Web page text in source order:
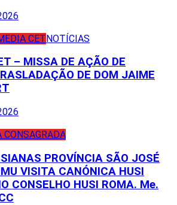
CETNOTÍCIAS
– MISSA DE AÇÃO DE
DE DOM JAIME
CONSAGRADA
PROVÍNCIA SÃO JOSÉ
VISITA CANÓNICA HUSI
CONSELHO HUSI ROMA. Me.